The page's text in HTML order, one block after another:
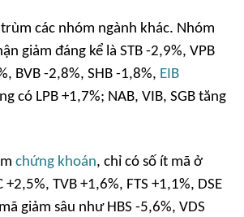
các nhóm ngành khác. Nhóm
giảm đáng kể là STB -2,9%, VPB
BVB -2,8%, SHB -1,8%, EIB
có LPB +1,7%; NAB, VIB, SGB tăng
chứng khoán, chỉ có số ít mã ở
+2,5%, TVB +1,6%, FTS +1,1%, DSE
giảm sâu như HBS -5,6%, VDS